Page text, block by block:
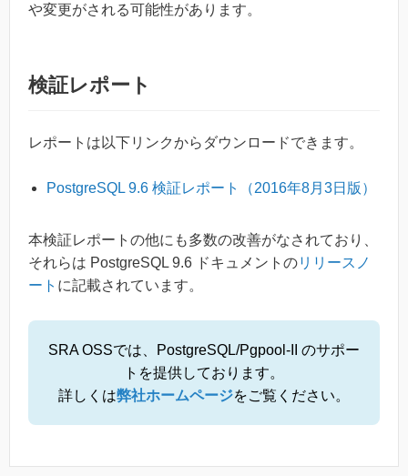
や変更がされる可能性があります。
検証レポート
レポートは以下リンクからダウンロードできます。
PostgreSQL 9.6 検証レポート（2016年8月3日版）
本検証レポートの他にも多数の改善がなされており、
それらは PostgreSQL 9.6 ドキュメントのリリースノ
ート に記載されています。
SRA OSSでは、PostgreSQL/Pgpool-II のサポー
トを提供しております。
詳しくは弊社ホームページをご覧ください。